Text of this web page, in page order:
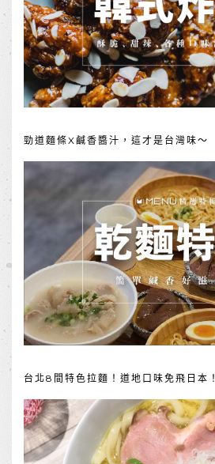
勁道麵條X鹹香醬汁，這才是台灣味～
台北8間特色拉麵！道地口味免飛日本！